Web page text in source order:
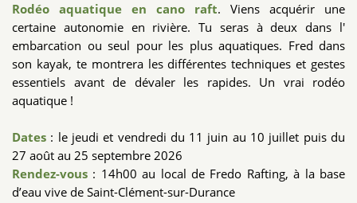
Rodéo aquatique en cano raft. Viens acquérir une
certaine autonomie en rivière. Tu seras à deux dans l'
embarcation ou seul pour les plus aquatiques. Fred dans
son kayak, te montrera les différentes techniques et gestes
essentiels avant de dévaler les rapides. Un vrai rodéo
aquatique !
Dates : le jeudi et vendredi du 11 juin au 10 juillet puis du
27 août au 25 septembre 2026
Rendez-vous : 14h00 au local de Fredo Rafting, à la base
d’eau vive de Saint-Clément-sur-Durance